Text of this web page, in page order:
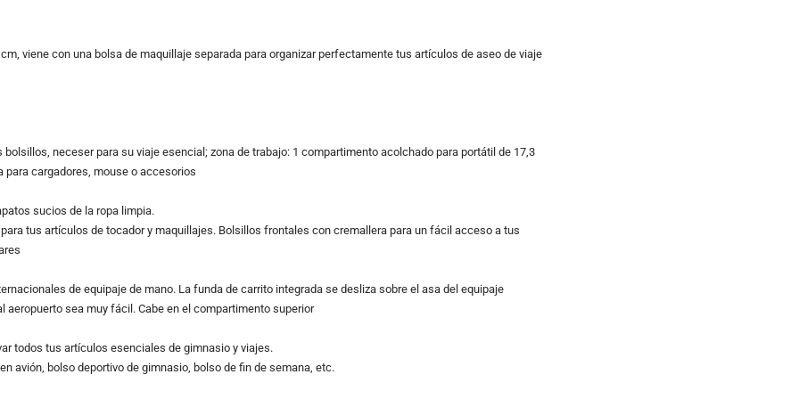
viene con una bolsa de maquillaje separada para organizar perfectamente tus artículos de aseo de viaje
neceser para su viaje esencial; zona de trabajo: 1 compartimento acolchado para portátil de 17,3
para cargadores, mouse o accesorios
sucios de la ropa limpia.
tus artículos de tocador y maquillajes. Bolsillos frontales con cremallera para un fácil acceso a tus
de equipaje de mano. La funda de carrito integrada se desliza sobre el asa del equipaje
aeropuerto sea muy fácil. Cabe en el compartimento superior
todos tus artículos esenciales de gimnasio y viajes.
avión, bolso deportivo de gimnasio, bolso de fin de semana, etc.